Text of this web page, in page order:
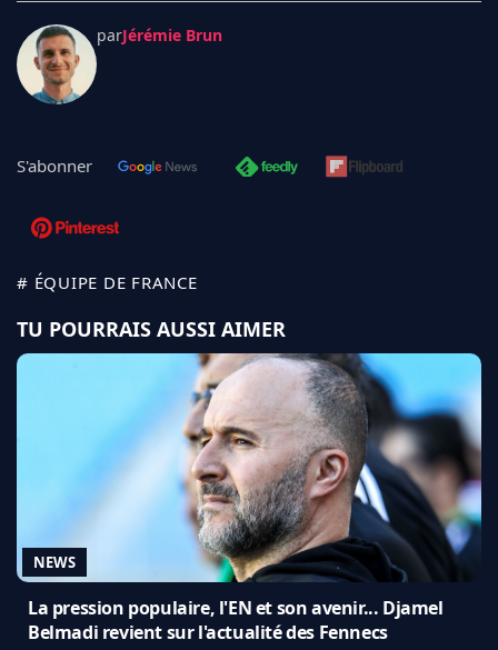
parJérémie Brun
S'abonner
# ÉQUIPE DE FRANCE
TU POURRAIS AUSSI AIMER
NEWS
La pression populaire, l'EN et son avenir... Djamel
Belmadi revient sur l'actualité des Fennecs